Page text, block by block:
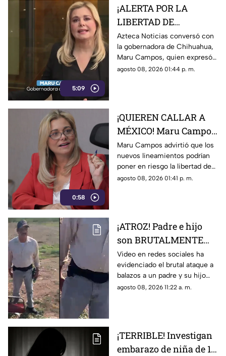
5:09
¡ALERTA POR LA
LIBERTAD DE
EXPRESIÓN! Maru
Campos advierte
posibles riesgos por
nuevos lineamientos
Azteca Noticias conversó con
la gobernadora de Chihuahua,
Maru Campos, quien expresó
su preocupación por los
agosto 08, 2026 01:44 p. m.
0:58
¡QUIEREN CALLAR A
MÉXICO! Maru Campos
alerta por nuevos
lineamientos y posible
censura
Maru Campos advirtió que los
nuevos lineamientos podrían
poner en riesgo la libertad de
expresión y abrir la puerta a
agosto 08, 2026 01:41 p. m.
¡ATROZ! Padre e hijo
son BRUTALMENTE
atacados con arma en
riña; hay un MUERTO
(+VIDEO)
Video en redes sociales ha
evidenciado el brutal ataque a
balazos a un padre y su hijo
que dejó a un muerto; esto es
agosto 08, 2026 11:22 a. m.
¡TERRIBLE! Investigan
embarazo de niña de 11